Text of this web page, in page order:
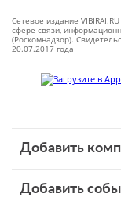
Сетевое издание
сфере связи,
(Роскомнадзор).
20.07.2017 года
Добавить
Добавить